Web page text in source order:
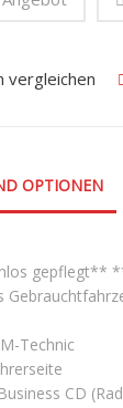
vergleichen
OPTIONEN
gepflegt**
Technic
CD